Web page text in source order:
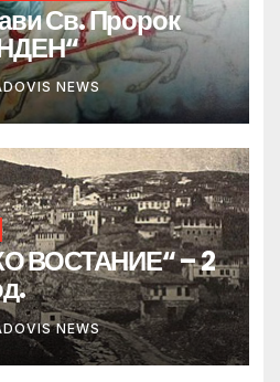
Св. Пророк
NEWS
ВОСТАНИЕ“ – 2
NEWS